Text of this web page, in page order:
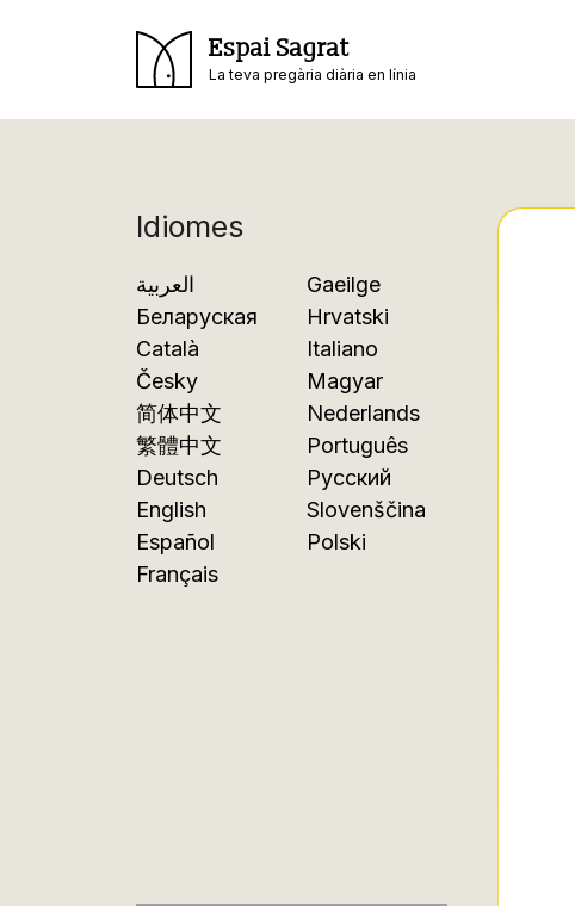
Espai Sagrat
La teva pregària diària en línia
Idiomes
العربية
Беларуская
Català
Česky
简体中文
繁體中文
Deutsch
English
Español
Français
Gaeilge
Hrvatski
Italiano
Magyar
Nederlands
Português
Русский
Slovenščina
Polski